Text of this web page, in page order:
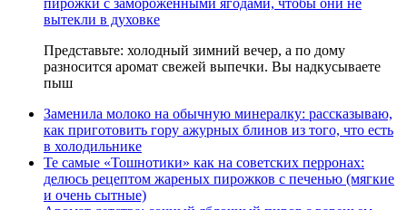
вытекли в духовке
Представьте: холодный зимний вечер, а по дому
разносится аромат свежей выпечки. Вы надкусываете
пыш
Заменила молоко на обычную минералку: рассказываю,
как приготовить гору ажурных блинов из того, что есть
в холодильнике
Те самые «Тошнотики» как на советских перронах:
делюсь рецептом жареных пирожков с печенью (мягкие
и очень сытные)